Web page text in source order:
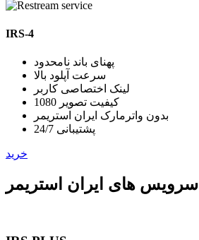
IRS-4
پهنای باند نامحدود
سرعت آپلود بالا
لینک اختصاصی کاربر
کیفیت تصویر 1080
بدون واترمارک ایران استریمر
پشتیبانی 24/7
خرید
سرویس های ایران استریمر